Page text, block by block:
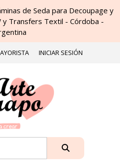
de Seda para Decoupage y
y Transfers Textil - Córdoba -
INICIAR SESIÓN